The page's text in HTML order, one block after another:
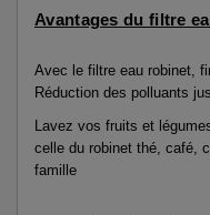
Avantages du filtre
Avec le filtre eau robinet,
Réduction des polluants
Lavez vos fruits et
celle du robinet thé, café,
famille